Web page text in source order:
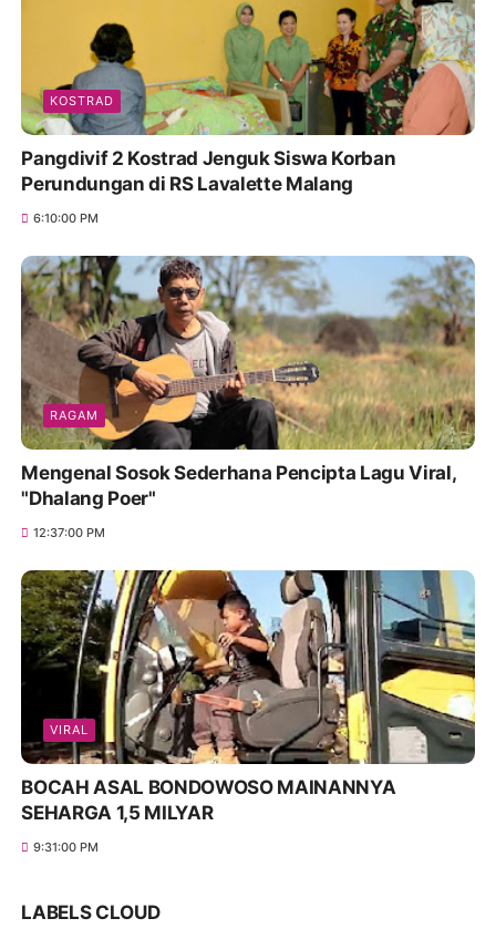
KOSTRAD
Pangdivif 2 Kostrad Jenguk Siswa Korban
Perundungan di RS Lavalette Malang
6:10:00 PM
RAGAM
Mengenal Sosok Sederhana Pencipta Lagu Viral,
"Dhalang Poer"
12:37:00 PM
VIRAL
BOCAH ASAL BONDOWOSO MAINANNYA
SEHARGA 1,5 MILYAR
9:31:00 PM
LABELS CLOUD